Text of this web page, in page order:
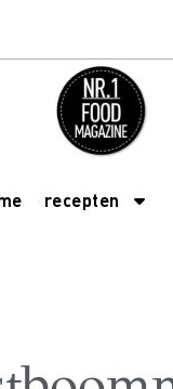
recepten